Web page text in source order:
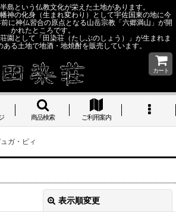
島という仏教文化が栄えた土地があります。
神の化身（生まれ変わり）として宇佐国東の地に今
に神仏習合の原点となる山岳宗教「六郷満山」が開
かれたところです。
園として「田染荘（たしぶのしょう）」が生まれま
ある土地で地酒・地焼酎を販売しています。
カート
商品検索 ご利用案内
ガ・ピィ
表示順変更